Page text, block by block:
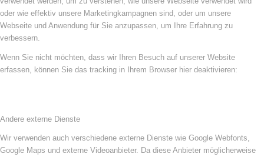
oder wie effektiv unsere Marketingkampagnen sind, oder um unsere
Webseite und Anwendung für Sie anzupassen, um Ihre Erfahrung zu
verbessern.
Wenn Sie nicht möchten, dass wir Ihren Besuch auf unserer Website
erfassen, können Sie das tracking in Ihrem Browser hier deaktivieren:
Andere externe Dienste
Wir verwenden auch verschiedene externe Dienste wie Google Webfonts,
Google Maps und externe Videoanbieter. Da diese Anbieter möglicherweise